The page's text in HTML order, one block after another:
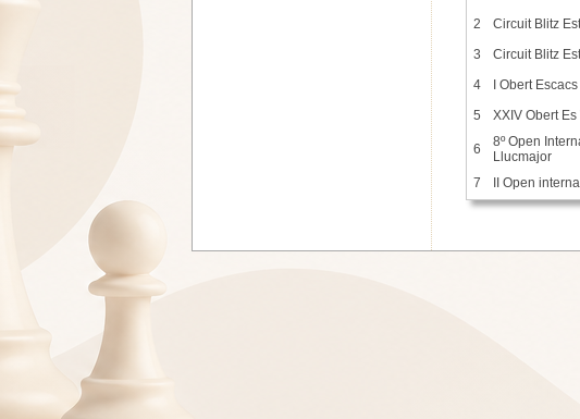
2
Circuit Blitz
3
Circuit Blitz
4
I Obert
5
XXIV Obert Es
6
8º Open
Llucmajor
7 II Open